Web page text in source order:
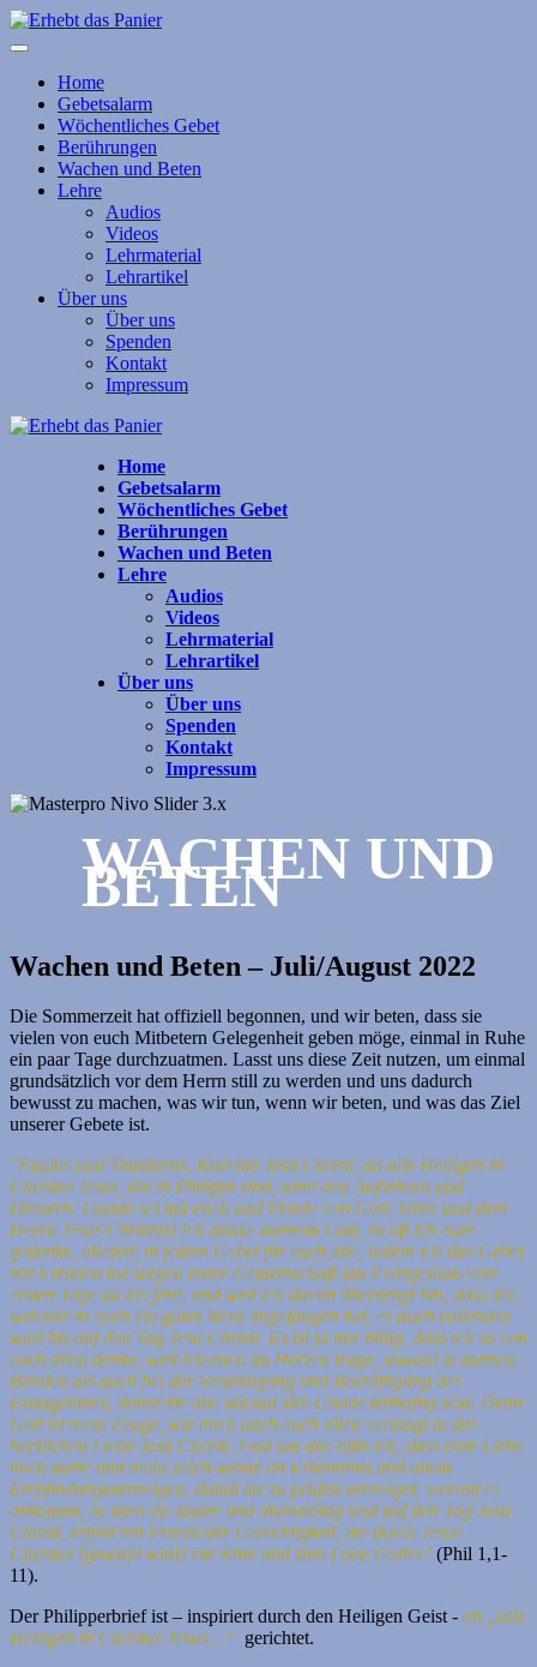
Home
Gebetsalarm
Wöchentliches Gebet
Berührungen
Wachen und Beten
Lehre
Audios
Videos
Lehrmaterial
Lehrartikel
Über uns
Über uns
Spenden
Kontakt
Impressum
Home
Gebetsalarm
Wöchentliches Gebet
Berührungen
Wachen und Beten
Lehre
Audios
Videos
Lehrmaterial
Lehrartikel
Über uns
Über uns
Spenden
Kontakt
Impressum
WACHEN UND
BETEN
Wachen und Beten – Juli/August 2022
Die Sommerzeit hat offiziell begonnen, und wir beten, dass sie
vielen von euch Mitbetern Gelegenheit geben möge, einmal in Ruhe
ein paar Tage durchzuatmen. Lasst uns diese Zeit nutzen, um einmal
grundsätzlich vor dem Herrn still zu werden und uns dadurch
bewusst zu machen, was wir tun, wenn wir beten, und was das Ziel
unserer Gebete ist.
"Paulus und Timotheus, Knechte Jesu Christi, an alle Heiligen in
Christus Jesus, die in Philippi sind, samt den Aufsehern und
Dienern: Gnade sei mit euch und Friede von Gott, Vater und dem
Herrn Jesus Christus! Ich danke meinem Gott, so oft ich euer
gedenke, allezeit, in jedem Gebet für euch alle, indem ich das Gebet
mit Freuden tue wegen eurer Gemeinschaft am Evangelium vom
ersten Tage an bis jetzt, und weil ich davon überzeugt bin, dass der,
welcher in euch ein gutes Werk angefangen hat, es auch vollenden
wird bis auf den Tag Jesu Christi. Es ist ja nur billig, dass ich so von
euch allen denke, weil ich euch im Herzen trage, sowohl in meinen
Banden als auch bei der Verteidigung und Bekräftigung des
Evangeliums, damit ihr alle mit mir der Gnade teilhaftig seid. Denn
Gott ist mein Zeuge, wie mich nach euch allen verlangt in der
herzlichen Liebe Jesu Christi. Und um das bitte ich, dass eure Liebe
noch mehr und mehr reich werde an Erkenntnis und allem
Empfindungsvermögen, damit ihr zu prüfen vermöget, worauf es
ankommt, so dass ihr lauter und unanstößig seid auf den Tag Jesu
Christi, erfüllt mit Frucht der Gerechtigkeit, die durch Jesus
Christus [gewirkt wird] zur Ehre und zum Lobe Gottes" (Phil 1,1-
11).
Der Philipperbrief ist – inspiriert durch den Heiligen Geist - an „alle
Heiligen in Christus Jesus…“ gerichtet.